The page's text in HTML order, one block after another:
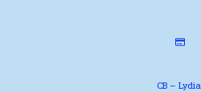
CB – Lydia